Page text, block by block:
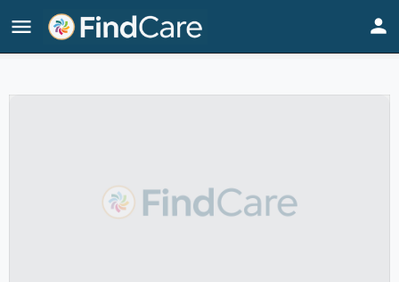
Home
脳卒中・身体障害専門就労支援センター「リハス」金沢